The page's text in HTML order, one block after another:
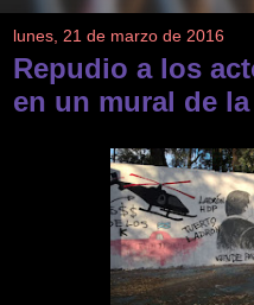
lunes, 21 de marzo de 2016
Repudio a los
en un mural de